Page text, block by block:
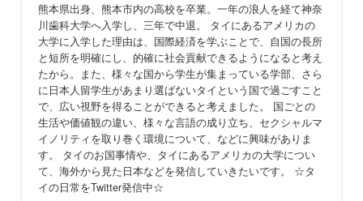
熊本県出身、熊本市内の高校を卒業。一年の浪人を経て神奈
川歯科大学へ入学し、三年で中退。 タイにあるアメリカの
大学に入学した理由は、国際経済を学ぶことで、自国の長所
と短所を明確にし、的確に社会貢献できるようになると考え
たから。また、様々な国から学生が集まっている学部、さら
に日本人留学生があまり選ばないタイという国で過ごすこと
で、広い視野を得ることができると考えました。 国ごとの
生活や価値観の違い、様々な言語の成り立ち、セクシャルマ
イノリティを取り巻く環境について、などに興味がありま
す。 タイのお国事情や、タイにあるアメリカの大学につい
て、海外から見た日本などを発信していきたいです。 ☆タ
イの日常をTwitter発信中☆